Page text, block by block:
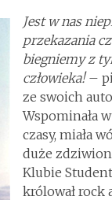
Jest w nas
przekazania
biegniemy z
człowieka!–
ze swoich
Wspominała
czasy, miała
duże
Klubie
królował rock